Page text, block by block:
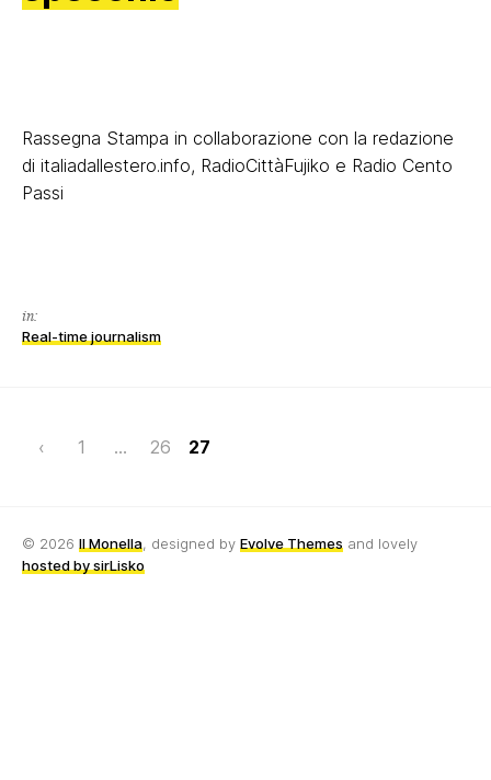
Rassegna Stampa in collaborazione con la redazione
di italiadallestero.info, RadioCittàFujiko e Radio Cento
Passi
in:
Real-time journalism
1 … Page
26 27
‹
© 2026 Il Monella, designed by Evolve Themes and lovely
hosted by sirLisko